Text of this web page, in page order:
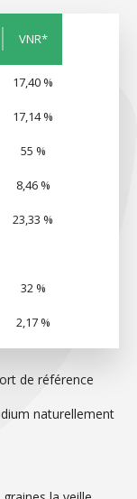
VNR*
17,40 %
17,14 %
55 %
8,46 %
23,33 %
32 %
2,17 %
de référence
naturellement